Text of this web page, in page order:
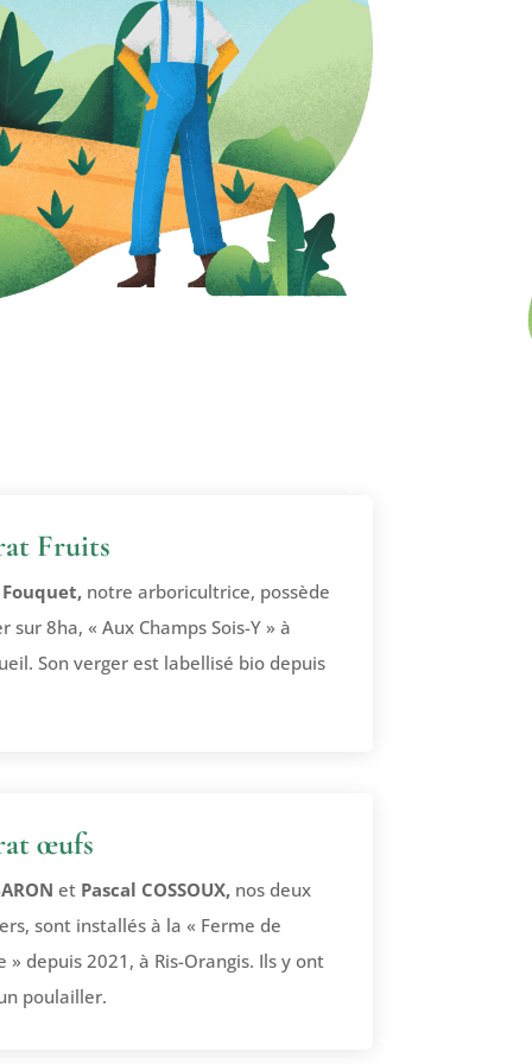
Fruits
notre arboricultrice, possède
sur 8ha, « Aux Champs Sois-Y » à
Son verger est labellisé bio depuis
œufs
etPascal COSSOUX,nos deux
sont installés à la « Ferme de
» depuis 2021, à Ris-Orangis. Ils y ont
poulailler.